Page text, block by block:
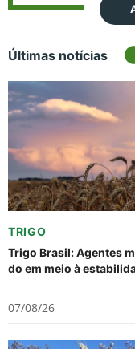
Últimas notícias
TRIGO
Trigo Brasil: Agentes
do em meio à
07/08/26